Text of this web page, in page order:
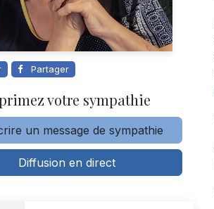
Partager
votre sympathie
un message de sympathie
Diffusion en direct